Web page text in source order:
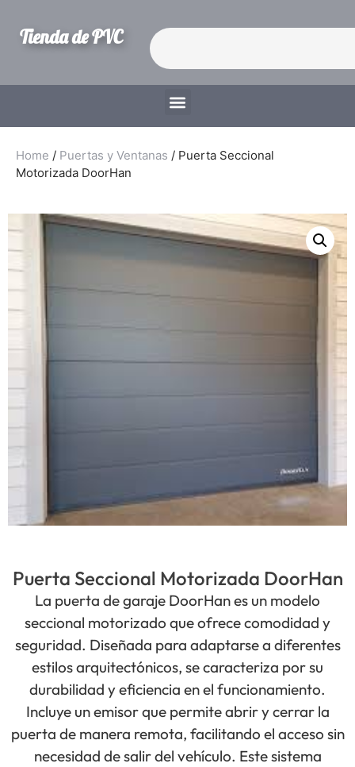
Tienda de PVC
Home / Puertas y Ventanas / Puerta Seccional
Motorizada DoorHan
Puerta Seccional Motorizada DoorHan
La puerta de garaje DoorHan es un modelo
seccional motorizado que ofrece comodidad y
seguridad. Diseñada para adaptarse a diferentes
estilos arquitectónicos, se caracteriza por su
durabilidad y eficiencia en el funcionamiento.
Incluye un emisor que permite abrir y cerrar la
puerta de manera remota, facilitando el acceso sin
necesidad de salir del vehículo. Este sistema